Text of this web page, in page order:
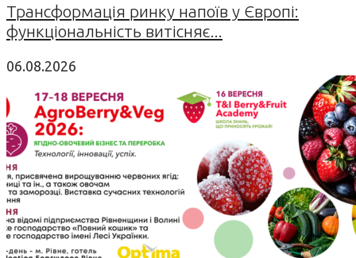
Трансформація ринку напоїв у Європі:
функціональність витісняє...
06.08.2026